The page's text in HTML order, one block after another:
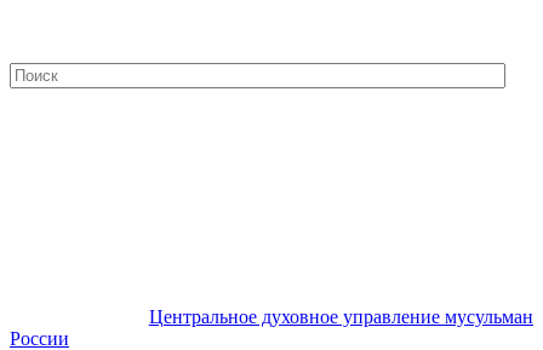
Центральное духовное управление мусульман
России